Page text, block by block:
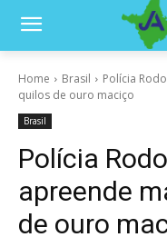
Home Brasil
Polícia
quilos de ouro maciço
Brasil
Polícia
apreende
de ouro